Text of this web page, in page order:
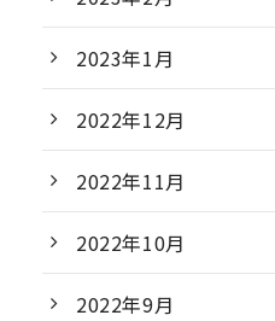
2023年1月
2022年12月
2022年11月
2022年10月
2022年9月